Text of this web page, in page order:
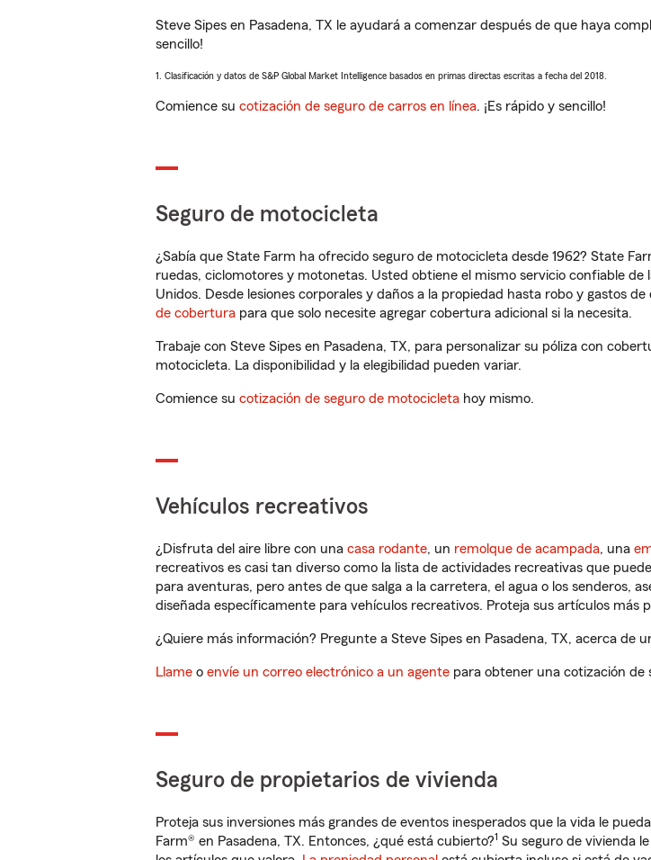
Steve Sipes en Pasadena, TX le ayudará a comenzar después de que haya
sencillo!
1. Clasificación y datos de S&P Global Market Intelligence basados en primas directas escritas a fecha del 2018.
Comience su cotización de seguro de carros en línea. ¡Es rápido y sencillo!
Seguro de motocicleta
¿Sabía que State Farm ha ofrecido seguro de motocicleta desde 1962? State
ruedas, ciclomotores y motonetas. Usted obtiene el mismo servicio confiable de
Unidos. Desde lesiones corporales y daños a la propiedad hasta robo y gastos
de cobertura para que solo necesite agregar cobertura adicional si la necesita.
Trabaje con Steve Sipes en Pasadena, TX, para personalizar su póliza con
motocicleta. La disponibilidad y la elegibilidad pueden variar.
Comience su cotización de seguro de motocicleta hoy mismo.
Vehículos recreativos
¿Disfruta del aire libre con una casa rodante, un remolque de acampada, una
recreativos es casi tan diverso como la lista de actividades recreativas que
para aventuras, pero antes de que salga a la carretera, el agua o los senderos,
diseñada específicamente para vehículos recreativos. Proteja sus artículos más
¿Quiere más información? Pregunte a Steve Sipes en Pasadena, TX, acerca de
Llame o envíe un correo electrónico a un agente para obtener una cotización de
Seguro de propietarios de vivienda
Proteja sus inversiones más grandes de eventos inesperados que la vida le
Farm® en Pasadena, TX. Entonces, ¿qué está cubierto?1 Su seguro de vivienda